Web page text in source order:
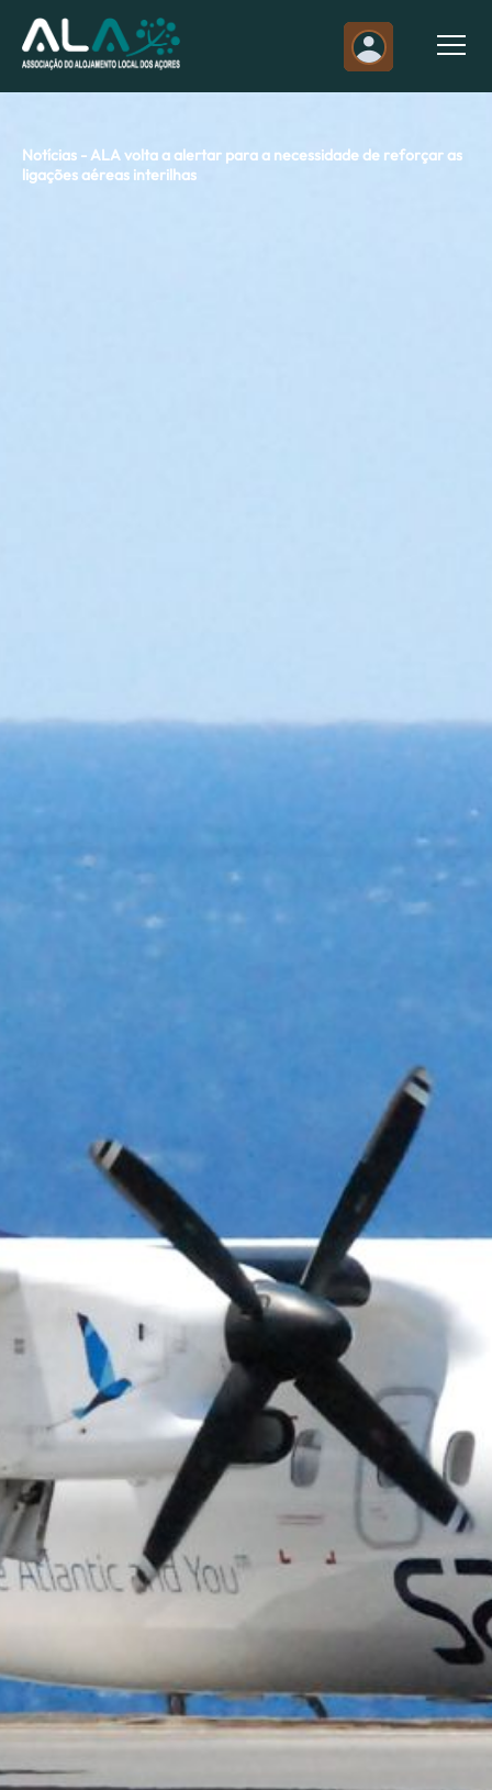
Notícias - ALA volta a alertar para a necessidade de reforçar as
ligações aéreas interilhas